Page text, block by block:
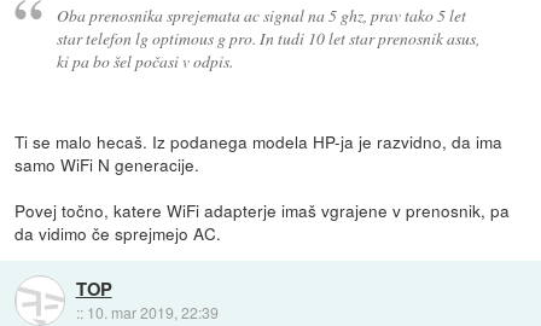
Oba prenosnika sprejemata ac signal na 5 ghz, prav tako 5 let
star telefon lg optimous g pro. In tudi 10 let star prenosnik asus,
ki pa bo šel počasi v odpis.
Ti se malo hecaš. Iz podanega modela HP-ja je razvidno, da ima
samo WiFi N generacije.
Povej točno, katere WiFi adapterje imaš vgrajene v prenosnik, pa
da vidimo če sprejmejo AC.
TOP
:: 10. mar 2019, 22:39